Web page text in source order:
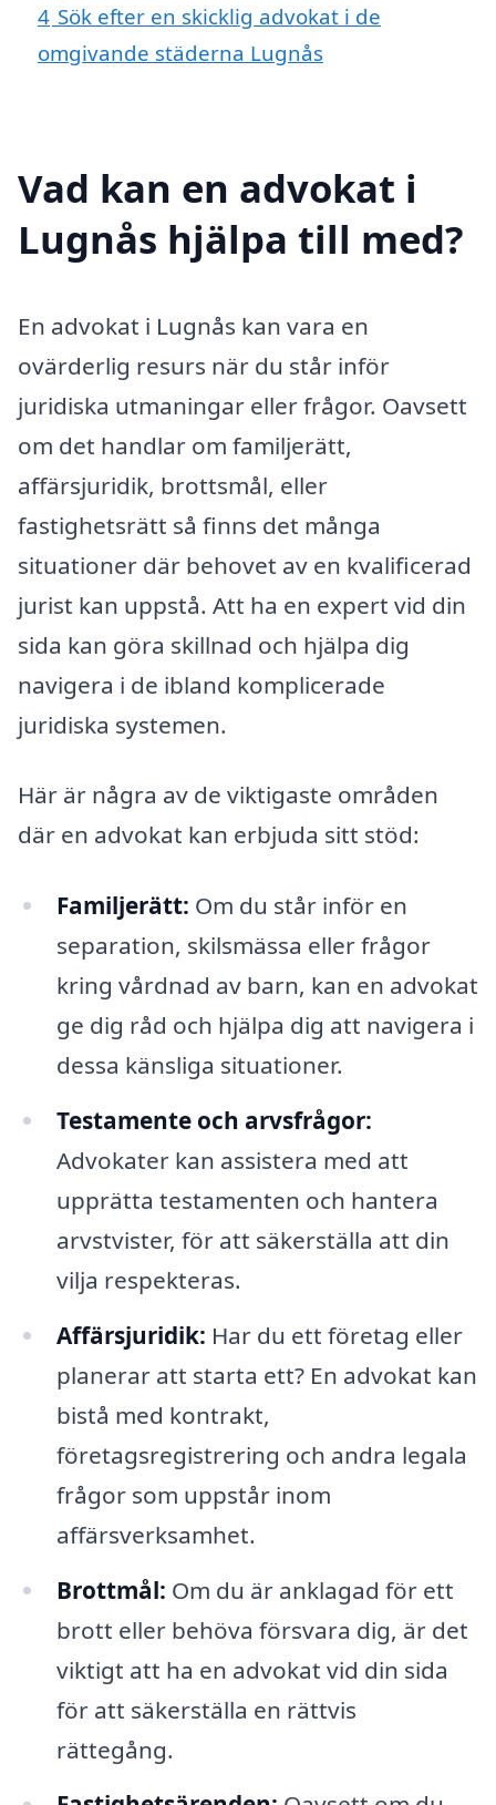
4 Sök efter en skicklig advokat i de
omgivande städerna Lugnås
Vad kan en advokat i
Lugnås hjälpa till med?
En advokat i Lugnås kan vara en
ovärderlig resurs när du står inför
juridiska utmaningar eller frågor. Oavsett
om det handlar om familjerätt,
affärsjuridik, brottsmål, eller
fastighetsrätt så finns det många
situationer där behovet av en kvalificerad
jurist kan uppstå. Att ha en expert vid din
sida kan göra skillnad och hjälpa dig
navigera i de ibland komplicerade
juridiska systemen.
Här är några av de viktigaste områden
där en advokat kan erbjuda sitt stöd:
Familjerätt: Om du står inför en
separation, skilsmässa eller frågor
kring vårdnad av barn, kan en advokat
ge dig råd och hjälpa dig att navigera i
dessa känsliga situationer.
Testamente och arvsfrågor:
Advokater kan assistera med att
upprätta testamenten och hantera
arvstvister, för att säkerställa att din
vilja respekteras.
Affärsjuridik: Har du ett företag eller
planerar att starta ett? En advokat kan
bistå med kontrakt,
företagsregistrering och andra legala
frågor som uppstår inom
affärsverksamhet.
Brottmål: Om du är anklagad för ett
brott eller behöva försvara dig, är det
viktigt att ha en advokat vid din sida
för att säkerställa en rättvis
rättegång.